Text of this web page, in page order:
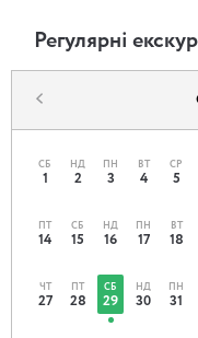
отримати в подарунок
задіяні в активних
дозволять відчути
Запишіться на квест-
Регулярні
СБ
1
НД
2
ПН
3
ВТ
4
СР
5
14
СБ
15
НД
16
ПН
17
ВТ
18
ЧТ
27 28
СБ
29
НД
30
ПН
31